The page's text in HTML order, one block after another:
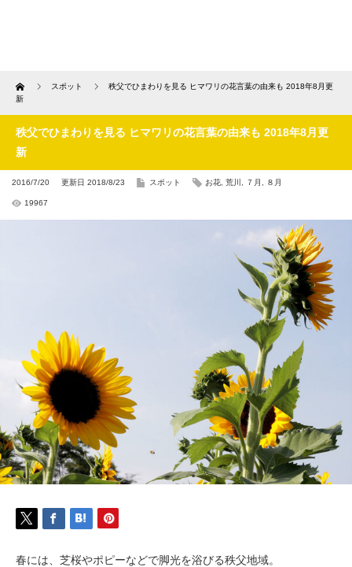
Home スポット
秩父でひまわりを見る ヒマワリの花言葉の由来も 2018年8月更
新
秩父でひまわりを見る ヒマワリの花言葉の由来も 2018年8月更
新
2016/7/20 更新日 2018/8/23 スポット お花 荒川 ７月 ８月
19967
春には、芝桜やポピーなどで脚光を浴びる秩父地域。